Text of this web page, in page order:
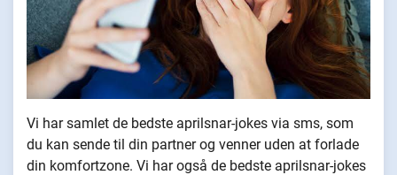
Vi har samlet de bedste aprilsnar-jokes via sms, som
du kan sende til din partner og venner uden at forlade
din komfortzone. Vi har også de bedste aprilsnar-jokes